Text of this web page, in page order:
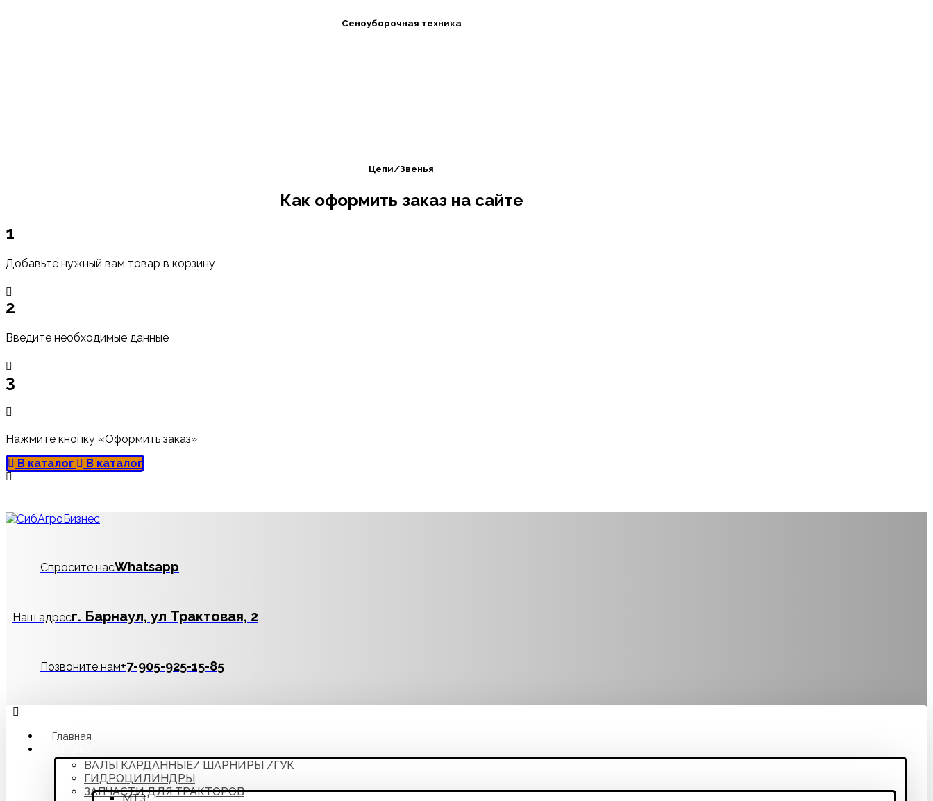
Сеноуборочная техника
Цепи/Звенья
Как оформить заказ на сайте
1
Добавьте нужный вам товар в корзину
2
Введите необходимые данные
3
Нажмите кнопку «Оформить заказ»
В каталог
В каталог
Спросите насWhatsapp
Наш адресг. Барнаул, ул Трактовая, 2
Позвоните нам‪+7-905-925-15-85
Главная
ВАЛЫ КАРДАННЫЕ/ ШАРНИРЫ /ГУК
ГИДРОЦИЛИНДРЫ
ЗАПЧАСТИ ДЛЯ ТРАКТОРОВ